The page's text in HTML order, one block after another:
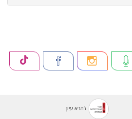
למדא עיון